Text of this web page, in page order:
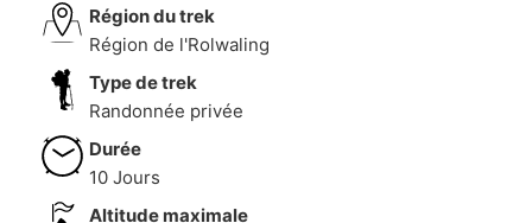
Région du trek
Région de l'Rolwaling
Type de trek
Randonnée privée
Durée
10 Jours
Altitude maximale